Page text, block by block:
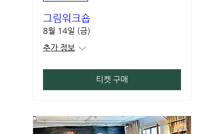
그림워크숍
8월 14일 (금)
추가 정보
티켓 구매